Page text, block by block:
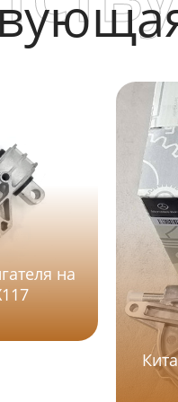
на